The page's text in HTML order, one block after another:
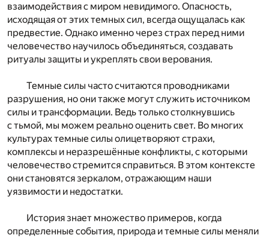
взаимодействия с миром невидимого. Опасность,
исходящая от этих темных сил, всегда ощущалась как
предвестие. Однако именно через страх перед ними
человечество научилось объединяться, создавать
ритуалы защиты и укреплять свои верования.
Темные силы часто считаются проводниками
разрушения, но они также могут служить источником
силы и трансформации. Ведь только столкнувшись
с тьмой, мы можем реально оценить свет. Во многих
культурах темные силы олицетворяют страхи,
комплексы и неразрешённые конфликты, с которыми
человечество стремится справиться. В этом контексте
они становятся зеркалом, отражающим наши
уязвимости и недостатки.
История знает множество примеров, когда
определенные события, природа и темные силы меняли